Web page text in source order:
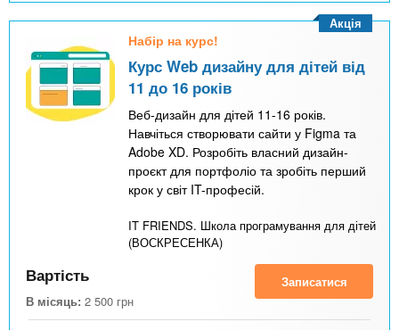
Набір на курс!
Курс Web дизайну для дітей від
11 до 16 років
Веб-дизайн для дітей 11-16 років.
Навчіться створювати сайти у Figma та
Adobe XD. Розробіть власний дизайн-
проєкт для портфоліо та зробіть перший
крок у світ IT-професій.
IT FRIENDS. Школа програмування для дітей
(ВОСКРЕСЕНКА)
Акція
Вартість
В місяць: 2 500 грн
Записатися